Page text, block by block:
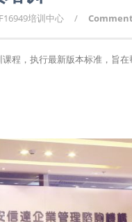
培训中心 /
程，执行最新版本标准，旨在